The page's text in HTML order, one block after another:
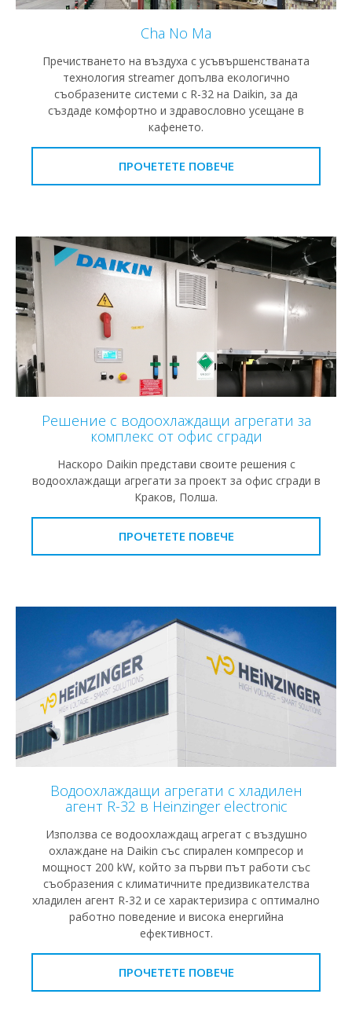
Cha No Ma
Пречистването на въздуха с усъвършенстваната
технология streamer допълва екологично
съобразените системи с R-32 на Daikin, за да
създаде комфортно и здравословно усещане в
кафенето.
ПРОЧЕТЕТЕ ПОВЕЧЕ
Решение с водоохлаждащи агрегати за
комплекс от офис сгради
Наскоро Daikin представи своите решения с
водоохлаждащи агрегати за проект за офис сгради в
Краков, Полша.
ПРОЧЕТЕТЕ ПОВЕЧЕ
Водоохлаждащи агрегати с хладилен
агент R-32 в Heinzinger electronic
Използва се водоохлаждащ агрегат с въздушно
охлаждане на Daikin със спирален компресор и
мощност 200 kW, който за първи път работи със
съобразения с климатичните предизвикателства
хладилен агент R-32 и се характеризира с оптимално
работно поведение и висока енергийна
ефективност.
ПРОЧЕТЕТЕ ПОВЕЧЕ